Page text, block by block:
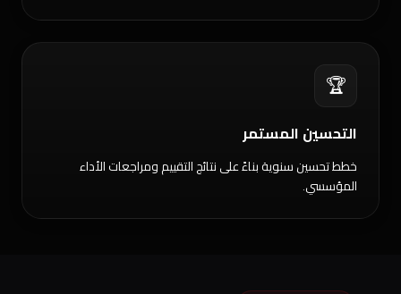
🏆
التحسين المستمر
خطط تحسين سنوية بناءً على نتائج التقييم ومراجعات الأداء
المؤسسي.